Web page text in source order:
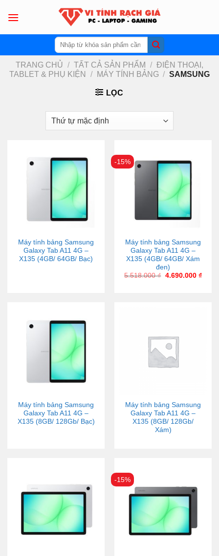
Tìm
kiếm:
TRANG CHỦ / TẤT CẢ SẢN PHẨM / ĐIỆN THOẠI,
TABLET & PHỤ KIỆN
/ MÁY TÍNH BẢNG / SAMSUNG
LỌC
Máy tính bảng Samsung
Galaxy Tab A11 4G –
X135 (4GB/ 64GB/ Bạc)
-15%
Máy tính bảng Samsung
Galaxy Tab A11 4G –
X135 (4GB/ 64GB/ Xám
đen)
5.518.000₫ 4.690.000 ₫
Máy tính bảng Samsung
Galaxy Tab A11 4G –
X135 (8GB/ 128Gb/ Bạc)
Máy tính bảng Samsung
Galaxy Tab A11 4G –
X135 (8GB/ 128Gb/
Xám)
-15%